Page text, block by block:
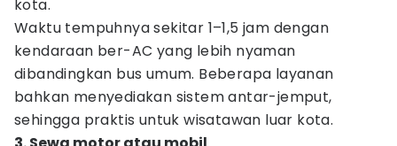
kota.
Waktu tempuhnya sekitar 1–1,5 jam dengan
kendaraan ber-AC yang lebih nyaman
dibandingkan bus umum. Beberapa layanan
bahkan menyediakan sistem antar-jemput,
sehingga praktis untuk wisatawan luar kota.